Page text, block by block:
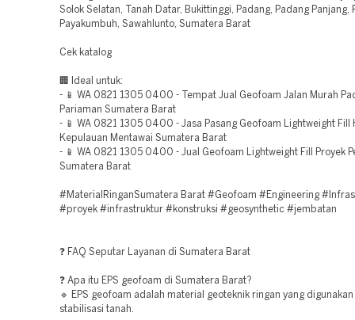
Solok Selatan, Tanah Datar, Bukittinggi, Padang, Padang Panjang,
Payakumbuh, Sawahlunto, Sumatera Barat
Cek katalog
🏢 Ideal untuk:
- 📱 WA 0821 1305 0400 - Tempat Jual Geofoam Jalan Murah
Pariaman Sumatera Barat
- 📱 WA 0821 1305 0400 - Jasa Pasang Geofoam Lightweight Fill
Kepulauan Mentawai Sumatera Barat
- 📱 WA 0821 1305 0400 - Jual Geofoam Lightweight Fill Proyek
Sumatera Barat
#MaterialRinganSumatera Barat #Geofoam #Engineering
#proyek #infrastruktur #konstruksi #geosynthetic #jembatan
❓ FAQ Seputar Layanan di Sumatera Barat
❓ Apa itu EPS geofoam di Sumatera Barat?
🔹 EPS geofoam adalah material geoteknik ringan yang
stabilisasi tanah.